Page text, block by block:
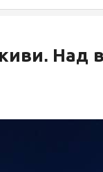
Над